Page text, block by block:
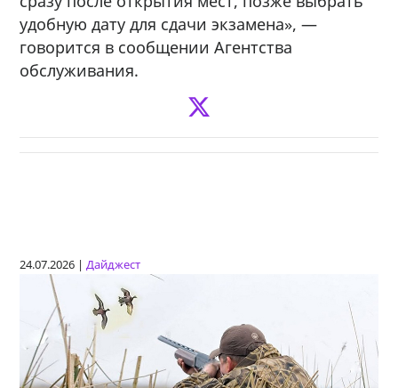
удобную дату для сдачи экзамена», —
говорится в сообщении Агентства
обслуживания.
24.07.2026 |Дайджест